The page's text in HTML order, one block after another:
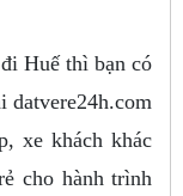
Huế thì bạn có
datvere24h.com
xe khách khác
cho hành trình